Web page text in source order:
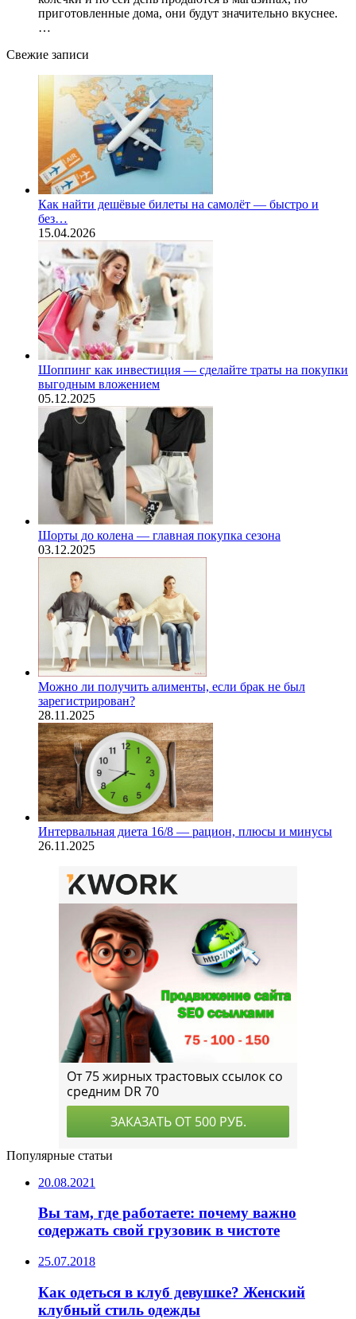
приготовленные дома, они будут значительно вкуснее.
…
Свежие записи
Как найти дешёвые билеты на самолёт — быстро и
без…
15.04.2026
Шоппинг как инвестиция — сделайте траты на покупки
выгодным вложением
05.12.2025
Шорты до колена — главная покупка сезона
03.12.2025
Можно ли получить алименты, если брак не был
зарегистрирован?
28.11.2025
Интервальная диета 16/8 — рацион, плюсы и минусы
26.11.2025
Популярные статьи
20.08.2021
Вы там, где работаете: почему важно
содержать свой грузовик в чистоте
25.07.2018
Как одеться в клуб девушке? Женский
клубный стиль одежды